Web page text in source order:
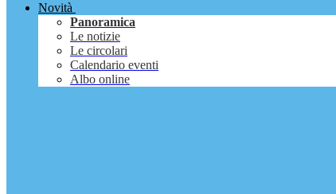
Novità
Panoramica
Le notizie
Le circolari
Calendario eventi
Albo online